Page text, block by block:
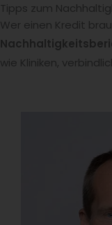
Tipps zum
Wer einen Kredit
wie Kliniken,